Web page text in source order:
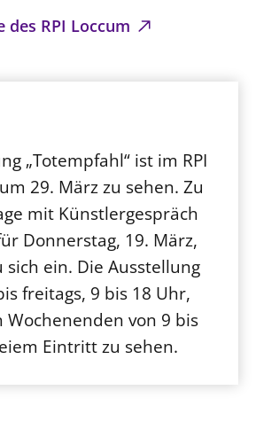
RPI Loccum
„Totempfahl“ ist im RPI
29. März zu sehen. Zu
mit Künstlergespräch
Donnerstag, 19. März,
sich ein. Die Ausstellung
freitags, 9 bis 18 Uhr,
Wochenenden von 9 bis
Eintritt zu sehen.